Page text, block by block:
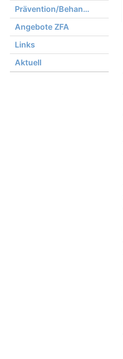
Prävention/Behandlung
Angebote ZFA
Links
Aktuell